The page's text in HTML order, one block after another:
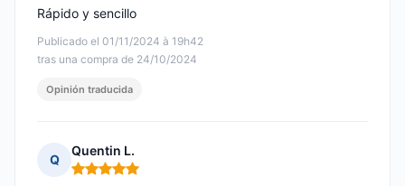
Publicado el 01/11/2024 à 19h42
tras una compra de 24/10/2024
Rápido y sencillo
Opinión traducida
Q
Quentin L.
Nota: 5 de 5